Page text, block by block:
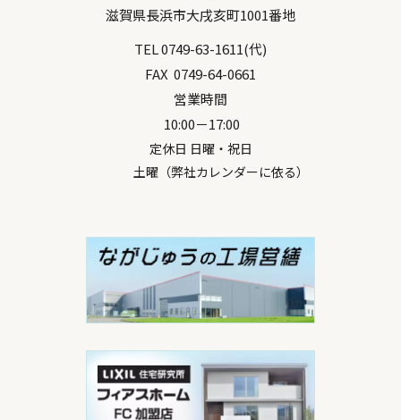
滋賀県長浜市大戌亥町1001番地
TEL0749-63-1611(代)
FAX 0749-64-0661
営業時間
10:00－17:00
定休日 日曜・祝日
土曜（弊社カレンダーに依る）